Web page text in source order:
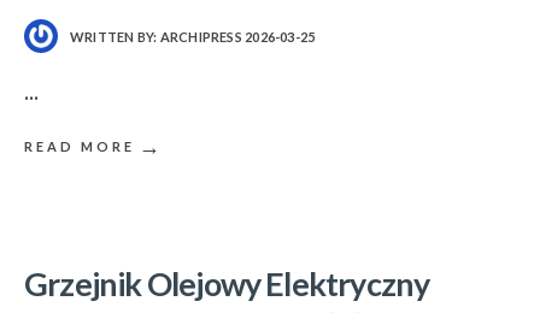
WRITTEN BY: ARCHIPRESS 2026-03-25
...
READ MORE →
Grzejnik Olejowy Elektryczny